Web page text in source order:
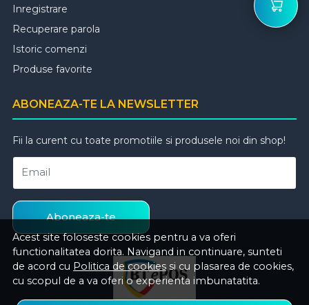
Acest site foloseste cookies pentru a va oferi
functionalitatea dorita. Navigand in continuare, sunteti
de acord cu Politica de cookies si cu plasarea de cookies,
cu scopul de a va oferi o experienta imbunatatita.
Inregistrare
Recuperare parola
Istoric comenzi
Produse favorite
ABONEAZA-TE LA NEWSLETTER
Fii la curent cu toate promotiile si produsele noi din shop!
Email
Aboneaza-te